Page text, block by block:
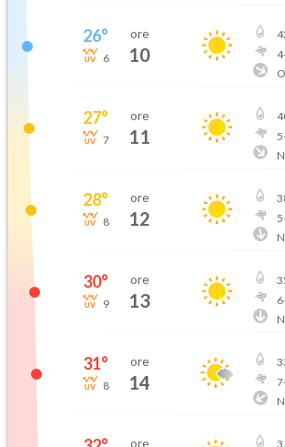
26°
6
ore
10
4
27°
7
ore
11
5
28°
8
ore
12
5
30°
9
ore
13
6
31°
8
ore
14
7
ore